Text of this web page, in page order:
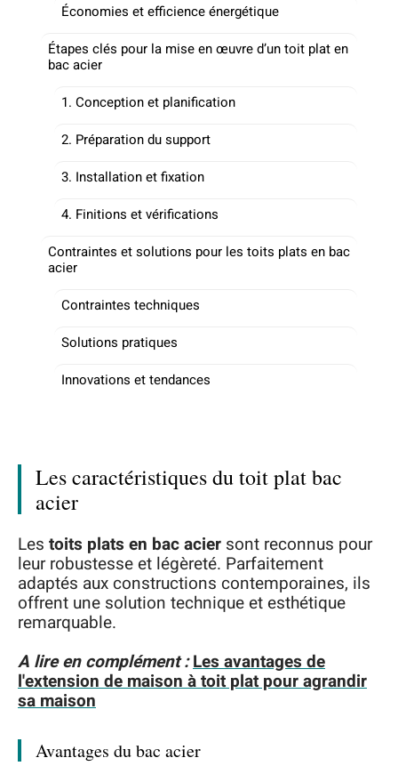
Économies et efficience énergétique
Étapes clés pour la mise en œuvre d’un toit plat en
bac acier
1. Conception et planification
2. Préparation du support
3. Installation et fixation
4. Finitions et vérifications
Contraintes et solutions pour les toits plats en bac
acier
Contraintes techniques
Solutions pratiques
Innovations et tendances
Les caractéristiques du toit plat bac
acier
Les toits plats en bac acier sont reconnus pour
leur robustesse et légèreté. Parfaitement
adaptés aux constructions contemporaines, ils
offrent une solution technique et esthétique
remarquable.
A lire en complément :Les avantages de
l'extension de maison à toit plat pour agrandir
sa maison
Avantages du bac acier